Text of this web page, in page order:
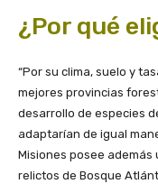
¿Por qué
“Por su clima, suelo y
mejores provincias
desarrollo de especies
adaptarían de igual
Misiones posee además
relictos de Bosque